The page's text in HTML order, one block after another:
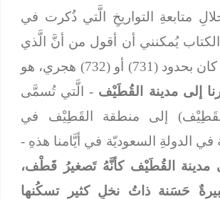
متابعةِ التواريخِ الَّتي ذُكرت في
يُمكنني أن أقول من أنَّ الَّذي
سأقرأه عليكم كان بحدود (731) أو (732) هجري، هو
إلى مدينة القُطَيْف- الَّتي تُسمَّى
إلى منطقة القَطِيْف في
في الدولةِ السعوديّة في أيَّامنا هذهِ -
مدينة القُطَيْف كأنَّهُ تَصغيرُ قَطْف،
حَسَنة ذاتُ نخلٍ كثير تسكُنها